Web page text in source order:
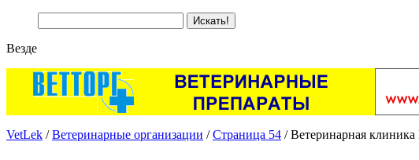
Везде
VetLek /Ветеринарные организации /Страница 54 / Ветеринарная